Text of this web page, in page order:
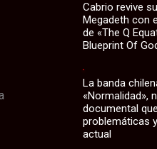
Cabrio revive
Megadeth con
de «The Q
Blueprint Of
La banda
«Normalidad»,
documental
problemáticas
actual